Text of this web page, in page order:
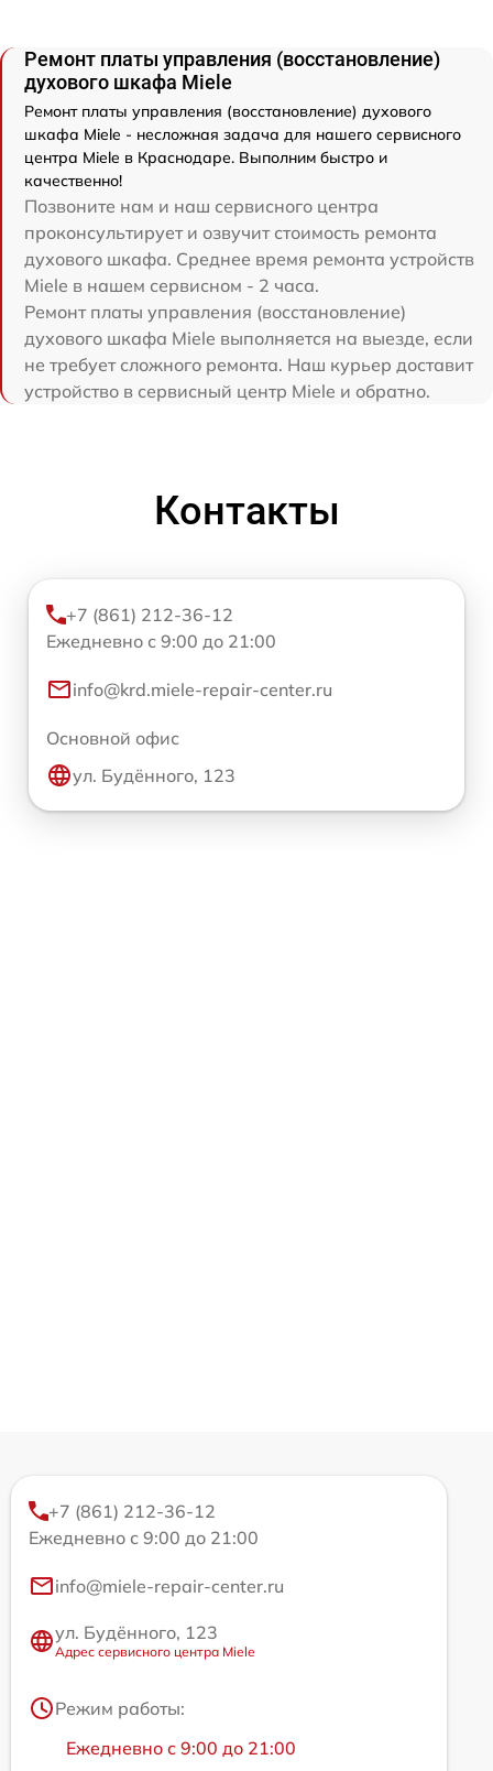
Ремонт платы управления (восстановление)
духового шкафа Miele
Ремонт платы управления (восстановление) духового
шкафа Miele - несложная задача для нашего сервисного
центра Miele в Краснодаре. Выполним быстро и
качественно!
Позвоните нам и наш сервисного центра
проконсультирует и озвучит стоимость ремонта
духового шкафа. Среднее время ремонта устройств
Miele в нашем сервисном - 2 часа.
Ремонт платы управления (восстановление)
духового шкафа Miele выполняется на выезде, если
не требует сложного ремонта. Наш курьер доставит
устройство в сервисный центр Miele и обратно.
Контакты
+7 (861) 212-36-12
Ежедневно с 9:00 до 21:00
info@krd.miele-repair-center.ru
Основной офис
ул. Будённого, 123
+7 (861) 212-36-12
Ежедневно с 9:00 до 21:00
info@miele-repair-center.ru
ул. Будённого, 123
Адрес сервисного центра Miele
Режим работы:
Ежедневно с 9:00 до 21:00